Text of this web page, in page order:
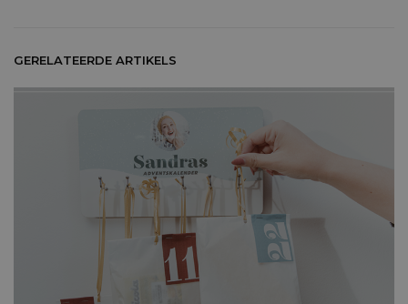
GERELATEERDE ARTIKELS